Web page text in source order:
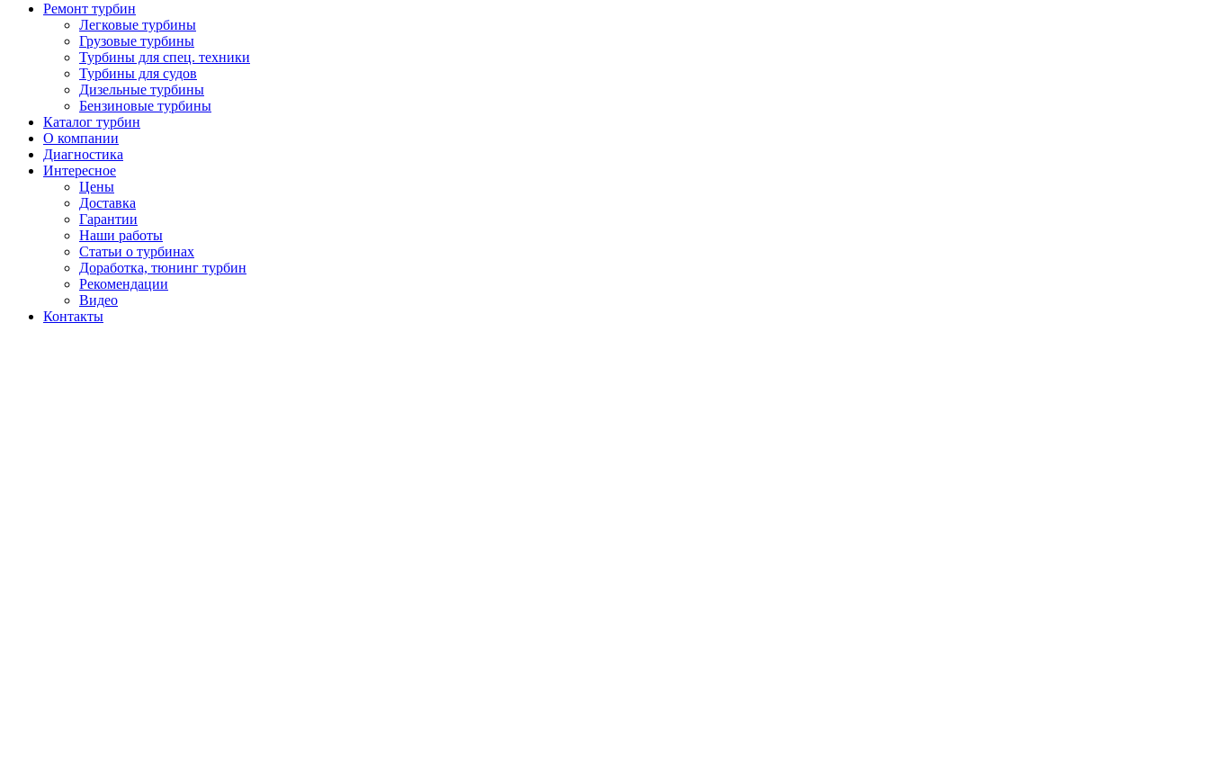
Ремонт турбин
Легковые турбины
Грузовые турбины
Турбины для спец. техники
Турбины для судов
Дизельные турбины
Бензиновые турбины
Каталог турбин
О компании
Диагностика
Интересное
Цены
Доставка
Гарантии
Наши работы
Статьи о турбинах
Доработка, тюнинг турбин
Рекомендации
Видео
Контакты